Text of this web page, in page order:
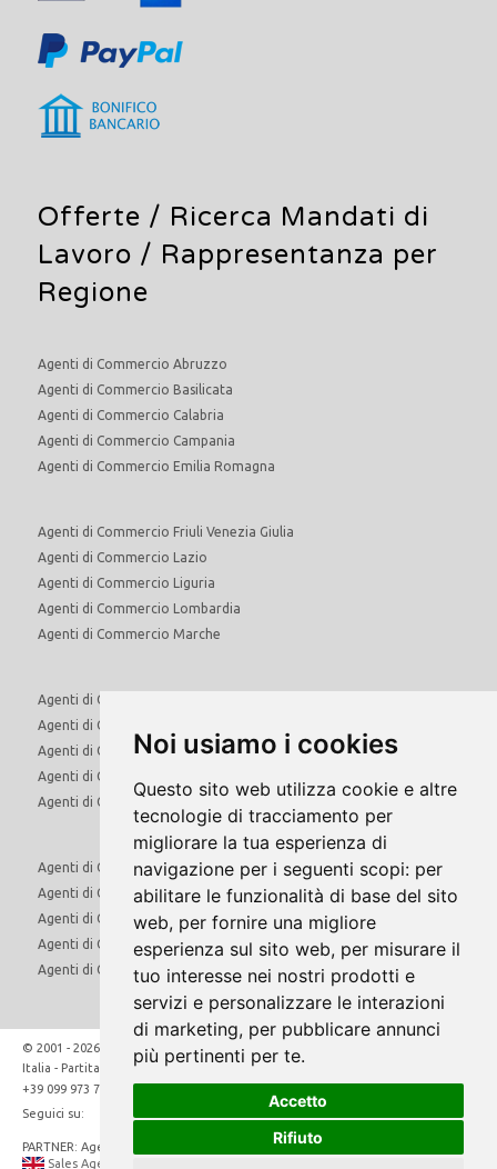
Noi usiamo i cookies
Questo sito web utilizza cookie e altre
tecnologie di tracciamento per
migliorare la tua esperienza di
navigazione per i seguenti scopi: per
abilitare le funzionalità di base del sito
web, per fornire una migliore
esperienza sul sito web, per misurare il
tuo interesse nei nostri prodotti e
servizi e personalizzare le interazioni
di marketing, per pubblicare annunci
più pertinenti per te.
Accetto
Rifiuto
Offerte / Ricerca Mandati di
Lavoro / Rappresentanza per
Regione
Agenti di Commercio Abruzzo
Agenti di Commercio Basilicata
Agenti di Commercio Calabria
Agenti di Commercio Campania
Agenti di Commercio Emilia Romagna
Agenti di Commercio Friuli Venezia Giulia
Agenti di Commercio Lazio
Agenti di Commercio Liguria
Agenti di Commercio Lombardia
Agenti di Commercio Marche
Agenti di Commercio Molise
Agenti di Commercio Piemonte
Agenti di Commercio Puglia
Agenti di Commercio Sardegna
Agenti di Commercio Sicilia
Agenti di Commercio Toscana
Agenti di Commercio Trentino Alto Adige
Agenti di Commercio Umbria
Agenti di Commercio Valle d'Aosta
Agenti di Commercio Veneto
© 2001 - 2026 Direct Hunt Srl - Via Marco Gatti 34/A - 74024 Manduria (Ta)
Italia - Partita Iva: IT02481910731
+39 099 973 7219
Seguici su:
PARTNER: Agents24
Sales Agents